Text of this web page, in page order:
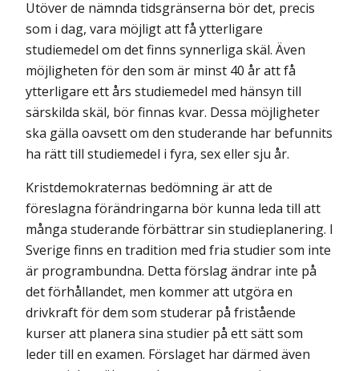
Utöver de nämnda tidsgränserna bör det, precis
som i dag, vara möjligt att få ytterligare
studiemedel om det finns synnerliga skäl. Även
möjligheten för den som är minst 40 år att få
ytterligare ett års studiemedel med hänsyn till
särskilda skäl, bör finnas kvar. Dessa möjligheter
ska gälla oavsett om den studerande har befunnits
ha rätt till studiemedel i fyra, sex eller sju år.
Kristdemokraternas bedömning är att de
föreslagna förändringarna bör kunna leda till att
många studerande förbättrar sin studieplanering. I
Sverige finns en tradition med fria studier som inte
är programbundna. Detta förslag ändrar inte på
det förhållandet, men kommer att utgöra en
drivkraft för dem som studerar på fristående
kurser att planera sina studier på ett sätt som
leder till en examen. Förslaget har därmed även